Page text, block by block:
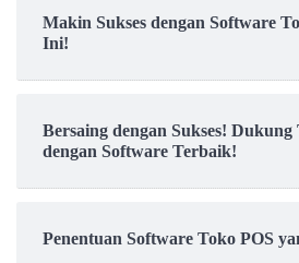
Makin Sukses dengan Software
Ini!
Bersaing dengan Sukses! Dukung
dengan Software Terbaik!
Penentuan Software Toko POS